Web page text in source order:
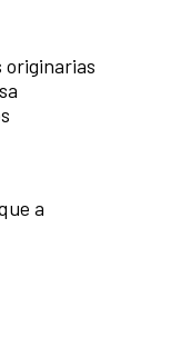
originarias
a